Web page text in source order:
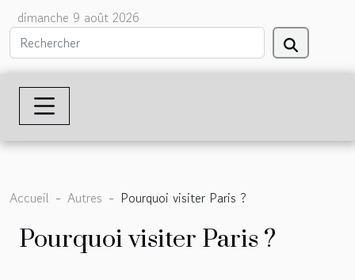
dimanche 9 août 2026
Accueil Autres Pourquoi visiter Paris ?
Pourquoi visiter Paris ?